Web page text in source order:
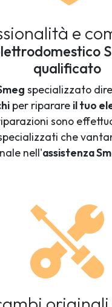
e
qualificato
specializzato
per riparare il tuo
sono
che
nell'assistenza